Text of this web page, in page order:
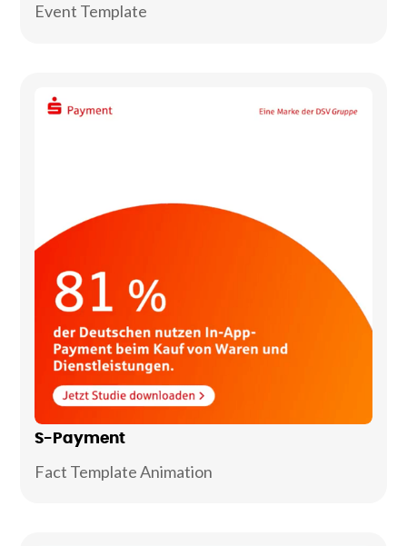
Event Template
S-Payment
Fact Template Animation